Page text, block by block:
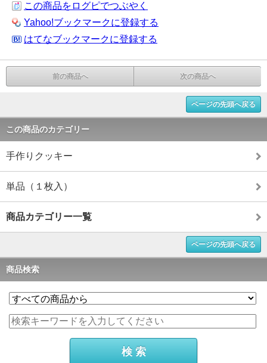
この商品をログピでつぶやく
Yahoo!ブックマークに登録する
はてなブックマークに登録する
前の商品へ 次の商品へ
ページの先頭へ戻る
この商品のカテゴリー
手作りクッキー
単品（１枚入）
商品カテゴリー一覧
ページの先頭へ戻る
商品検索